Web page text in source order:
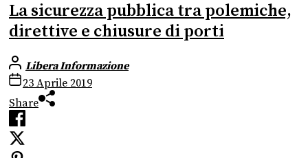
La sicurezza pubblica tra polemiche,
direttive e chiusure di porti
Libera Informazione
23 Aprile 2019
Share